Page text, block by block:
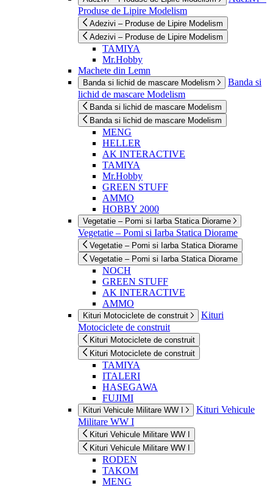
Produse de Lipire Modelism
Adezivi – Produse de Lipire Modelism
Adezivi – Produse de Lipire Modelism
TAMIYA
Mr.Hobby
Machete din Lemn
Banda si lichid de mascare Modelism
Banda si
lichid de mascare Modelism
Banda si lichid de mascare Modelism
Banda si lichid de mascare Modelism
MENG
HELLER
AK INTERACTIVE
TAMIYA
Mr.Hobby
GREEN STUFF
AMMO
HOBBY 2000
Vegetatie – Pomi si Iarba Statica Diorame
Vegetatie – Pomi si Iarba Statica Diorame
Vegetatie – Pomi si Iarba Statica Diorame
Vegetatie – Pomi si Iarba Statica Diorame
NOCH
GREEN STUFF
AK INTERACTIVE
AMMO
Kituri Motociclete de construit
Kituri
Motociclete de construit
Kituri Motociclete de construit
Kituri Motociclete de construit
TAMIYA
ITALERI
HASEGAWA
FUJIMI
Kituri Vehicule Militare WW I
Kituri Vehicule
Militare WW I
Kituri Vehicule Militare WW I
Kituri Vehicule Militare WW I
RODEN
TAKOM
MENG